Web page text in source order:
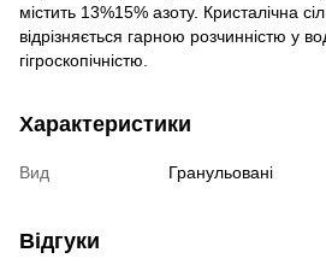
містить 13%15% азоту. Кристалічна
відрізняється гарною розчинністю у
гігроскопічністю.
Характеристики
Вид Гранульовані
Відгуки